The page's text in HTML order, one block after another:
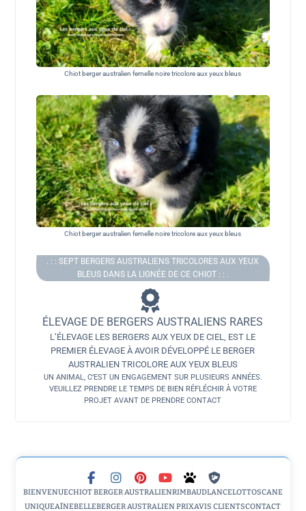
Chiot berger australien femelle noire tricolore aux yeux bleus
Chiot berger australien femelle noire tricolore aux yeux bleus
. : : SEPT BERGERS AUSTRALIENS TRICOLORES AUX YEUX
BLEUS DANS LA LIGNÉE DE CE CHIOT : : .
ÉLEVAGE DE BERGERS AUSTRALIENS RARES
L’ÉLEVAGE LES BERGERS AUX YEUX DE CIEL, EST LE
PREMIER ÉLEVAGE À AVOIR DÉVELOPPÉ LE BERGER
AUSTRALIEN TRICOLORE AUX YEUX BLEUS
UN ANIMAL, C’EST UN ENGAGEMENT SUR PLUSIEURS ANNÉES.
VEUILLEZ PRENDRE LE TEMPS DE BIEN RÉFLÉCHIR À VOTRE
PROJET AVANT DE PRENDRE CONTACT
BIENVENUECHIOT BERGER AUSTRALIENRIMBAUDLANCELOTTOSCANE
UNIQUEAÏNEBELLEBERGER AUSTRALIEN PRIXAVIS CLIENTSCONTACT